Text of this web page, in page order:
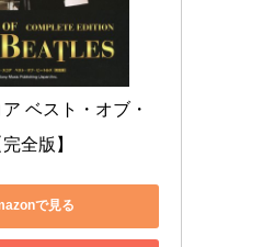
ベスト・オブ・
全版】
で見る